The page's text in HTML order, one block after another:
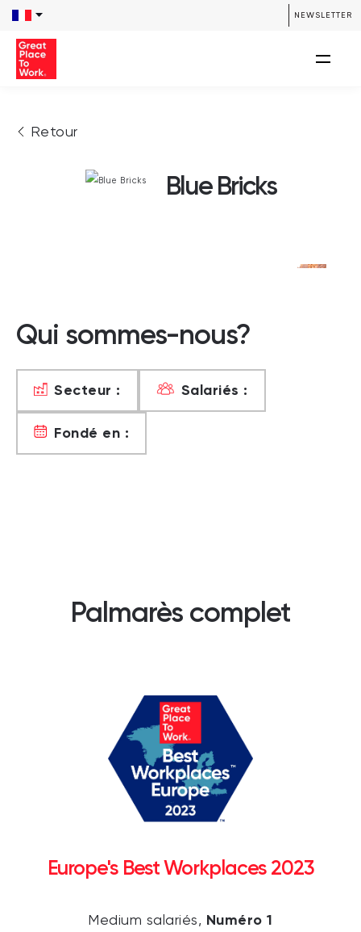
NEWSLETTER
Retour
Blue Bricks
Qui sommes-nous?
Secteur : Salariés :
Fondé en :
Palmarès complet
Europe's Best Workplaces 2023
Medium salariés, Numéro 1